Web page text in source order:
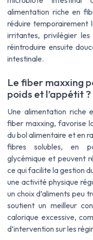
alimentation riche en
réduire temporairement
irritantes, privilégier
réintroduire ensuite
intestinale.
Le fiber maxxing
poids et l’appétit ?
Une alimentation riche
fiber maxxing, favorise
du bol alimentaire et en
fibres solubles, en
glycémique et peuvent
ce qui facilite la gestion
une activité physique
un choix d’aliments peu
soutient un meilleur
calorique excessive,
d’intervention sur les